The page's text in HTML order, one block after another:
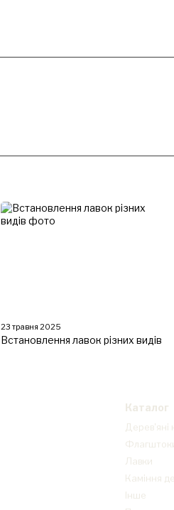
23 травня 2025
Встановлення лавок різних видів
Каталог
Дерев'яні
Лавки
Каміння
Інше